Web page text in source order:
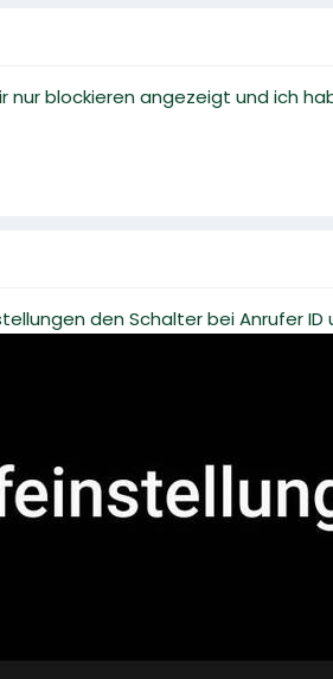
nur blockieren angezeigt und ich
den Schalter bei Anrufer ID